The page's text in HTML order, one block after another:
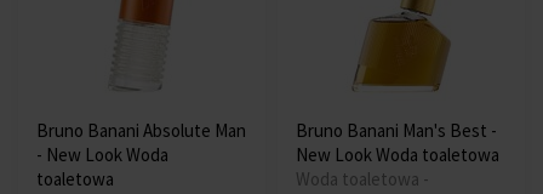
Bruno Banani Absolute Man
- New Look Woda
toaletowa
Bruno Banani Man's Best -
New Look Woda toaletowa
Woda toaletowa -